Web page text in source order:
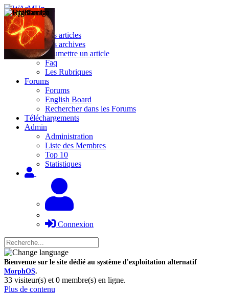
Site
Les articles
Les archives
Soumettre un article
Faq
Les Rubriques
Forums
Forums
English Board
Rechercher dans les Forums
Téléchargements
Admin
Administration
Liste des Membres
Top 10
Statistiques
Connexion
Bienvenue sur le site dédié au système d'exploitation alternatif
MorphOS.
33 visiteur(s) et 0 membre(s) en ligne.
Plus de contenu